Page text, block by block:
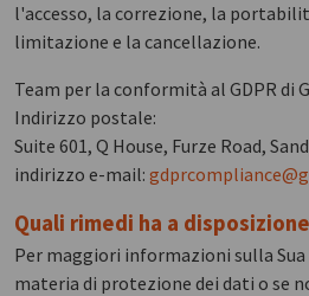
l'accesso, la correzione, la
limitazione e la cancellazione.
Team per la conformità al GDPR di
Indirizzo postale:
Suite 601, Q House, Furze Road,
indirizzo e-mail:
Quali rimedi ha a
Per maggiori informazioni sulla
materia di protezione dei dati o se